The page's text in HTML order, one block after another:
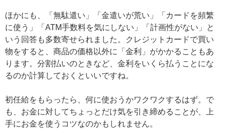
ほかにも、「無駄遣い」「金遣いが荒い」「カードを頻繁
に使う」「ATM手数料を気にしない」「計画性がない」と
いう回答も多数寄せられました。クレジットカードで買い
物をすると、商品の価格以外に「金利」がかかることもあ
ります。分割払いのときなど、金利をいくら払うことにな
るのか計算しておくといいですね。
初任給をもらったら、何に使おうかワクワクするはず。で
も、お金に対してちょっとだけ気を引き締めることが、上
手にお金を使うコツなのかもしれません。